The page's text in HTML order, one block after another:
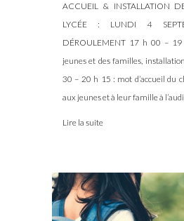
ACCUEIL & INSTALLATION
LYCÉE : LUNDI 4
DÉROULEMENT 17 h 00 –
jeunes et des familles,
30 – 20 h 15 : mot d’accueil du
aux jeunes et à leur famille à
Lire la suite